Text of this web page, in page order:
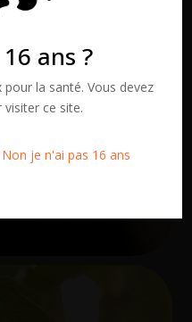
ans ?
la santé. Vous devez
visiter ce site.
Non je n'ai pas 16 ans